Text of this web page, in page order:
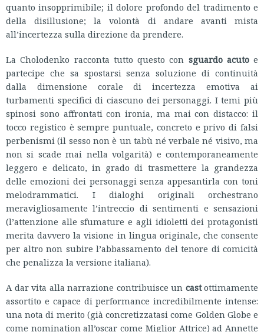
quanto insopprimibile; il dolore profondo del tradimento e
della disillusione; la volontà di andare avanti mista
all’incertezza sulla direzione da prendere.
La Cholodenko racconta tutto questo con sguardo acutoe
partecipe che sa spostarsi senza soluzione di continuità
dalla dimensione corale di incertezza emotiva ai
turbamenti specifici di ciascuno dei personaggi. I temi più
spinosi sono affrontati con ironia, ma mai con distacco: il
tocco registico è sempre puntuale, concreto e privo di falsi
perbenismi (il sesso non è un tabù né verbale né visivo, ma
non si scade mai nella volgarità) e contemporaneamente
leggero e delicato, in grado di trasmettere la grandezza
delle emozioni dei personaggi senza appesantirla con toni
melodrammatici. I dialoghi originali orchestrano
meravigliosamente l’intreccio di sentimenti e sensazioni
(l’attenzione alle sfumature e agli idioletti dei protagonisti
merita davvero la visione in lingua originale, che consente
per altro non subire l’abbassamento del tenore di comicità
che penalizza la versione italiana).
A dar vita alla narrazione contribuisce un castottimamente
assortito e capace di performance incredibilmente intense:
una nota di merito (già concretizzatasi come Golden Globe e
come nomination all’oscar come Miglior Attrice) ad Annette